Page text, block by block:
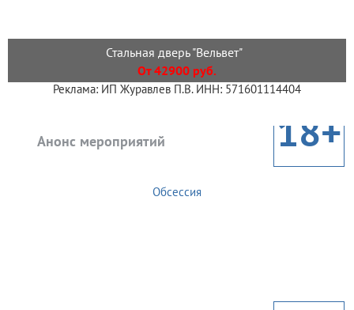
Стальная дверь "Вельвет"
От 42900 руб.
Реклама: ИП Журавлев П.В. ИНН: 571601114404
Анонс мероприятий 18+
Обсессия